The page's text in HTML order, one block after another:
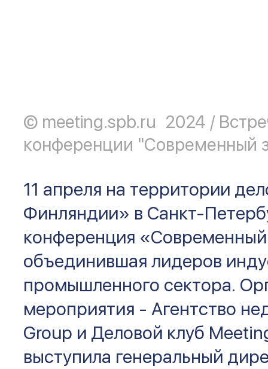
©️ meeting.spb.ru 2024 /
конференции "Современный
11 апреля на территории
Финляндии» в Санкт-
конференция
объединившая лидеров
промышленного сектора.
мероприятия - Агентство
Group и Деловой клуб
выступила генеральный